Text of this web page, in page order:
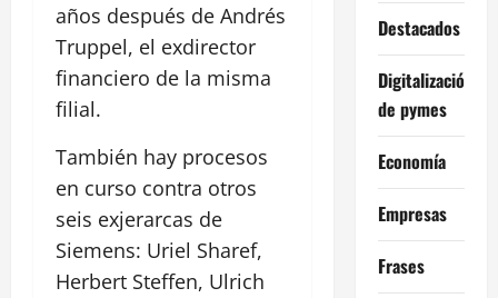
años después de Andrés
Truppel, el exdirector
financiero de la misma
filial.
También hay procesos
en curso contra otros
seis exjerarcas de
Siemens: Uriel Sharef,
Herbert Steffen, Ulrich
Destacados
Digitalización
de pymes
Economía
Empresas
Frases